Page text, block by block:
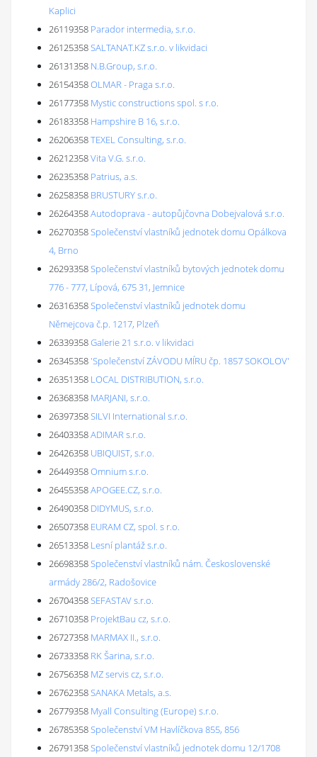
Kaplici
26119358 Parador intermedia, s.r.o.
26125358SALTANAT.KZ s.r.o. v likvidaci
26131358 N.B.Group, s.r.o.
26154358OLMAR - Praga s.r.o.
26177358 Mystic constructions spol. s r.o.
26183358 Hampshire B 16, s.r.o.
26206358TEXEL Consulting, s.r.o.
26212358Vita V.G. s.r.o.
26235358 Patrius, a.s.
26258358 BRUSTURY s.r.o.
26264358Autodoprava - autopůjčovna Dobejvalová s.r.o.
26270358Společenství vlastníků jednotek domu Opálkova
4, Brno
26293358Společenství vlastníků bytových jednotek domu
776 - 777, Lípová, 675 31, Jemnice
26316358Společenství vlastníků jednotek domu
Němejcova č.p. 1217, Plzeň
26339358Galerie 21 s.r.o. v likvidaci
26345358'Společenství ZÁVODU MÍRU čp. 1857 SOKOLOV'
26351358 LOCAL DISTRIBUTION, s.r.o.
26368358 MARJANI, s.r.o.
26397358SILVI International s.r.o.
26403358ADIMAR s.r.o.
26426358 UBIQUIST, s.r.o.
26449358Omnium s.r.o.
26455358APOGEE.CZ, s.r.o.
26490358 DIDYMUS, s.r.o.
26507358 EURAM CZ, spol. s r.o.
26513358 Lesní plantáž s.r.o.
26698358Společenství vlastníků nám. Československé
armády 286/2, Radošovice
26704358SEFASTAV s.r.o.
26710358 ProjektBau cz, s.r.o.
26727358 MARMAX II., s.r.o.
26733358 RK Šarina, s.r.o.
26756358 MZ servis cz, s.r.o.
26762358SANAKA Metals, a.s.
26779358 Myall Consulting (Europe) s.r.o.
26785358Společenství VM Havlíčkova 855, 856
26791358Společenství vlastníků jednotek domu 12/1708